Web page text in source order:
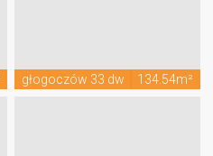
głogoczów 33 dw 134.54m²